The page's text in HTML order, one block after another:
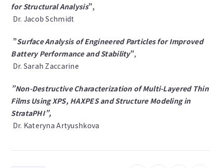
for Structural Analysis”,
Dr. Jacob Schmidt
”Surface Analysis of Engineered Particles for Improved
Battery Performance and Stability”,
Dr. Sarah Zaccarine
”Non-Destructive Characterization of Multi-Layered Thin
Films Using XPS, HAXPES and Structure Modeling in
StrataPHI”,
Dr. Kateryna Artyushkova